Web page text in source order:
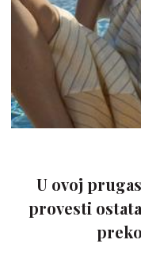
U ovoj
provesti